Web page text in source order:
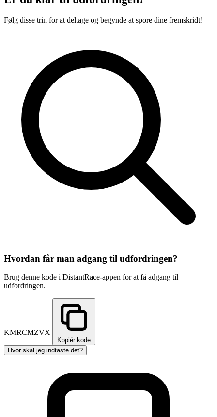
Følg disse trin for at deltage og begynde at spore dine fremskridt!
Hvordan får man adgang til udfordringen?
Brug denne kode i DistantRace-appen for at få adgang til
udfordringen.
KMRCMZVX
Kopiér kode
Hvor skal jeg indtaste det?